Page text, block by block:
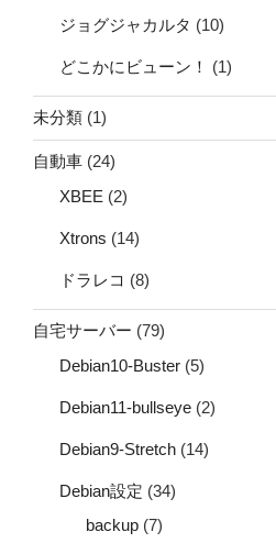
ジョグジャカルタ (10)
どこかにビューン！ (1)
未分類 (1)
自動車 (24)
XBEE (2)
Xtrons (14)
ドラレコ (8)
自宅サーバー (79)
Debian10-Buster (5)
Debian11-bullseye (2)
Debian9-Stretch (14)
Debian設定 (34)
backup (7)